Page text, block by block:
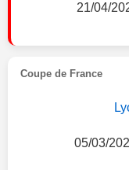
21/04/
Coupe de France
05/03/